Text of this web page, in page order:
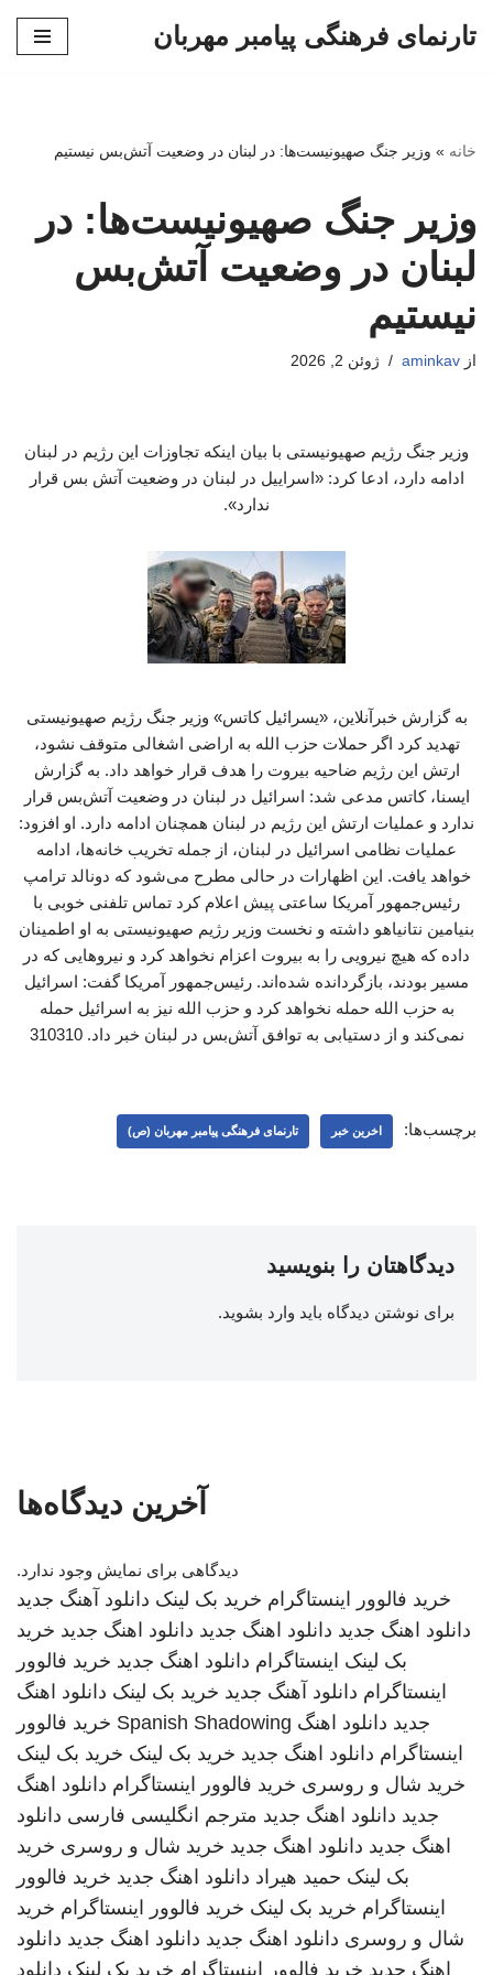
تارنمای فرهنگی پیامبر مهربان
خانه » وزیر جنگ صهیونیست‌ها: در لبنان در وضعیت آتش‌بس نیستیم
وزیر جنگ صهیونیست‌ها: در
لبنان در وضعیت آتش‌بس
نیستیم
از aminkav ژوئن 2, 2026
وزیر جنگ رژیم صهیونیستی با بیان اینکه تجاوزات این رژیم در لبنان
ادامه دارد، ادعا کرد: «اسراییل در لبنان در وضعیت آتش بس قرار
ندارد».
به گزارش خبرآنلاین، «یسرائیل کاتس» وزیر جنگ رژیم صهیونیستی
تهدید کرد اگر حملات حزب ‌الله به اراضی اشغالی متوقف نشود،
ارتش این رژیم ضاحیه بیروت را هدف قرار خواهد داد. به گزارش
ایسنا، کاتس مدعی شد: اسرائیل در لبنان در وضعیت آتش‌بس قرار
ندارد و عملیات ارتش این رژیم در لبنان همچنان ادامه دارد. او افزود:
عملیات نظامی اسرائیل در لبنان، از جمله تخریب خانه‌ها، ادامه
خواهد یافت. این اظهارات در حالی مطرح می‌شود که دونالد ترامپ
رئیس‌جمهور آمریکا ساعتی پیش اعلام کرد تماس تلفنی خوبی با
بنیامین نتانیاهو داشته و نخست ‌وزیر رژیم صهیونیستی به او اطمینان
داده که هیچ نیرویی را به بیروت اعزام نخواهد کرد و نیروهایی که در
مسیر بودند، بازگردانده شده‌اند. رئیس‌جمهور آمریکا گفت: اسرائیل
به حزب ‌الله حمله نخواهد کرد و حزب‌ الله نیز به اسرائیل حمله
نمی‌کند و از دستیابی به توافق آتش‌بس در لبنان خبر داد. 310310
برچسب‌ها: اخرین خبر تارنمای فرهنگی پیامبر مهربان (ص)
دیدگاهتان را بنویسید
برای نوشتن دیدگاه باید وارد بشوید.
آخرین دیدگاه‌ها
دیدگاهی برای نمایش وجود ندارد.
خرید فالوور اینستاگرام خرید بک لینک دانلود آهنگ جدید
دانلود اهنگ جدید دانلود اهنگ جدید دانلود اهنگ جدید خرید
بک لینک اینستاگرام دانلود اهنگ جدید خرید فالوور
اینستاگرام دانلود آهنگ جدید خرید بک لینک دانلود اهنگ
جدید دانلود اهنگ Spanish Shadowing خرید فالوور
اینستاگرام دانلود اهنگ جدید خرید بک لینک خرید بک لینک
خرید شال و روسری خرید فالوور اینستاگرام دانلود اهنگ
جدید دانلود اهنگ جدید مترجم انگلیسی فارسی دانلود
اهنگ جدید دانلود اهنگ جدید خرید شال و روسری خرید
بک لینک حمید هیراد دانلود اهنگ جدید خرید فالوور
اینستاگرام خرید بک لینک خرید فالوور اینستاگرام خرید
شال و روسری دانلود اهنگ جدید دانلود اهنگ جدید دانلود
اهنگ جدید خرید فالوور اینستاگرام خرید بک لینک دانلود